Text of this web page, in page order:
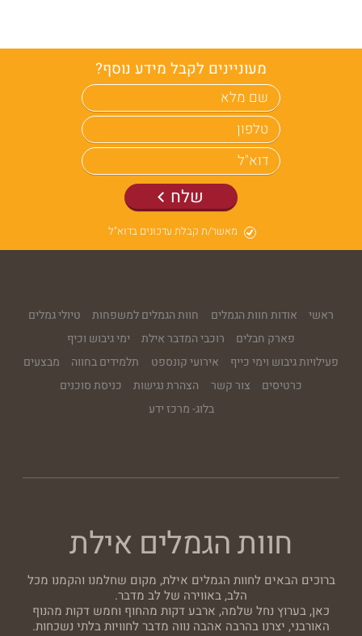
מעוניינים לקבל מידע נוסף?
מאשר/ת קבלת עדכונים בדוא"ל
שלח
ראשי אודות חוות הגמלים חוות הגמלים למשפחות
טיולי גמלים
פארק חבלים
רוכבי המדבר אילת
ימי גיבוש וכיף
פעילויות גיבוש וימי כייף
אירועי קונספט תלמידים בחווה
מבצעים
כרטיסים
צור קשר הצהרת נגישות
כניסת סוכנים
בלוג- מרכז ידע
חוות הגמלים אילת
ברוכים הבאים לחוות הגמלים אילת, מקום שחלמנו והקמנו מכל
הלב, באווירה של לב מדבר.
כאן, בערוץ נחל שלמה, ארבע דקות מהחוף וחמש דקות מהנוף
האורבני, יצרנו בהרבה אהבה נווה מדבר לחוויות בלתי נשכחות.